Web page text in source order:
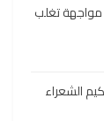
مواجهة تغلب
الشعراء